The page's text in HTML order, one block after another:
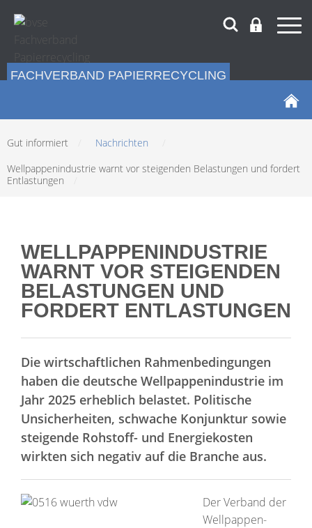
FACHVERBAND PAPIERRECYCLING
Gut informiert Nachrichten
Wellpappenindustrie warnt vor steigenden Belastungen und fordert
Entlastungen
WELLPAPPENINDUSTRIE
WARNT VOR STEIGENDEN
BELASTUNGEN UND
FORDERT ENTLASTUNGEN
Die wirtschaftlichen Rahmenbedingungen
haben die deutsche Wellpappenindustrie im
Jahr 2025 erheblich belastet. Politische
Unsicherheiten, schwache Konjunktur sowie
steigende Rohstoff- und Energiekosten
wirkten sich negativ auf die Branche aus.
Der Verband der
Wellpappen-